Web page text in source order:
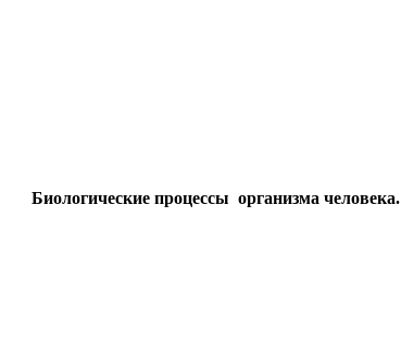
Биологические процессы организма человека.